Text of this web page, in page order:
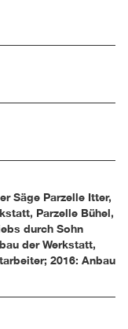
Säge Parzelle Itter,
Parzelle Bühel,
durch Sohn
der Werkstatt,
2016: Anbau